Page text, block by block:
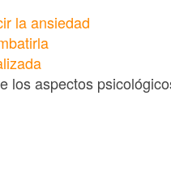
la ansiedad
los aspectos